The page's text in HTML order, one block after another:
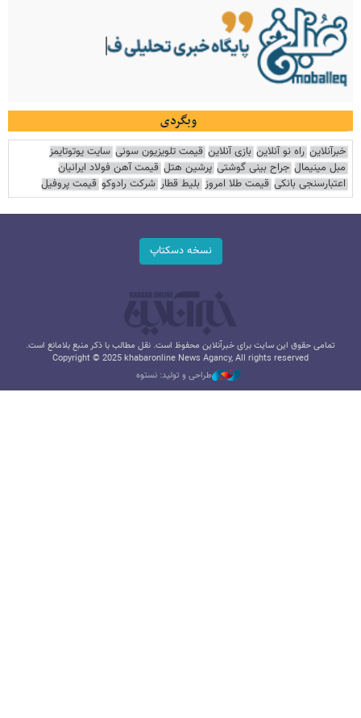
وبگردی
خبرآنلاین راه نو آنلاین بازی آنلاین قیمت تلویزیون سونی سایت یوتوتایمز
مبل مینیمال جراح بینی گوشتی پرشین هتل قیمت آهن فولاد ایرانیان
اعتبارسنجی بانکی قیمت طلا امروز بلیط قطار شرکت رادوکو قیمت پروفیل
نسخه دسکتاپ
تمامی حقوق این سایت برای خبرآنلاین محفوظ است. نقل مطالب با ذکر منبع بلامانع است.
Copyright © 2025 khabaronline News Agancy, All rights reserved
طراحی و تولید: نستوه